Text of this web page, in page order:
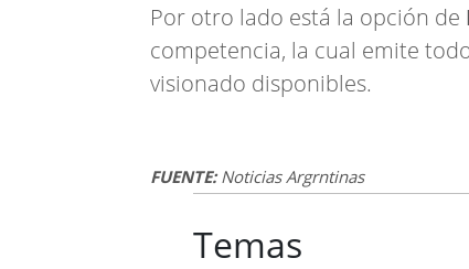
Por otro lado está la opción de
competencia, la cual emite
visionado disponibles.
FUENTE:Noticias Argrntinas
Temas